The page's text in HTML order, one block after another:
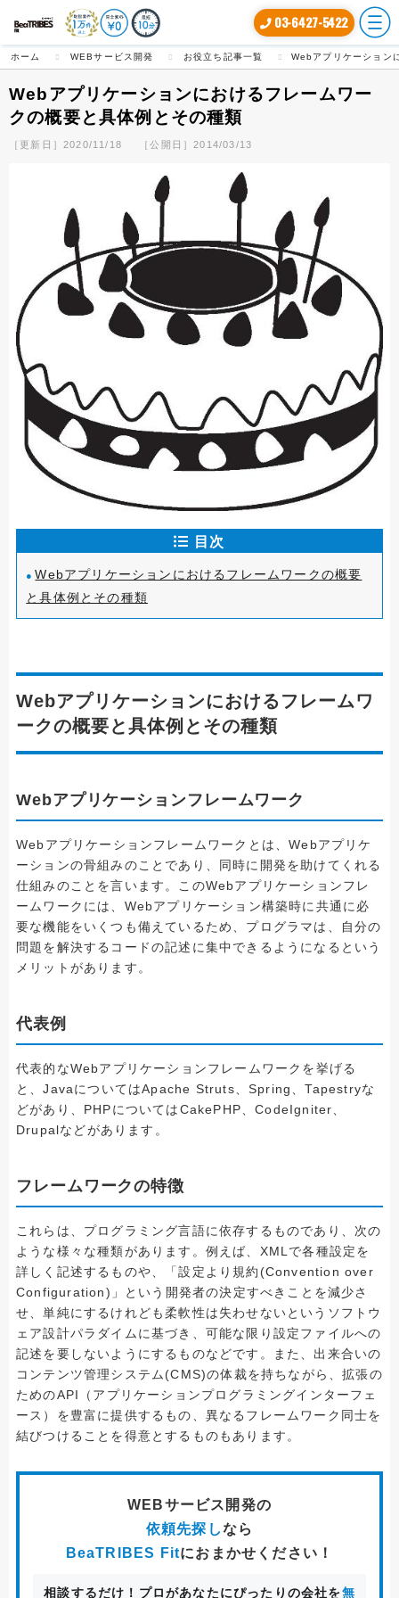
03-6427-5422
ホーム WEBサービス開発 お役立ち記事一覧 Webアプリケーション
Webアプリケーションにおけるフレームワー
クの概要と具体例とその種類
［更新日］2020/11/18 ［公開日］2014/03/13
目次
Webアプリケーションにおけるフレームワークの概要
と具体例とその種類
Webアプリケーションにおけるフレームワ
ークの概要と具体例とその種類
Webアプリケーションフレームワーク
Webアプリケーションフレームワークとは、Webアプリケ
ーションの骨組みのことであり、同時に開発を助けてくれる
仕組みのことを言います。このWebアプリケーションフレ
ームワークには、Webアプリケーション構築時に共通に必
要な機能をいくつも備えているため、プログラマは、自分の
問題を解決するコードの記述に集中できるようになるという
メリットがあります。
代表例
代表的なWebアプリケーションフレームワークを挙げる
と、JavaについてはApache Struts、Spring、Tapestryな
どがあり、PHPについてはCakePHP、CodeIgniter、
Drupalなどがあります。
フレームワークの特徴
これらは、プログラミング言語に依存するものであり、次の
ような様々な種類があります。例えば、XMLで各種設定を
詳しく記述するものや、「設定より規約(Convention over
Configuration)」という開発者の決定すべきことを減少さ
せ、単純にするけれども柔軟性は失わせないというソフトウ
ェア設計パラダイムに基づき、可能な限り設定ファイルへの
記述を要しないようにするものなどです。また、出来合いの
コンテンツ管理システム(CMS)の体裁を持ちながら、拡張の
ためのAPI（アプリケーションプログラミングインターフェ
ース）を豊富に提供するもの、異なるフレームワーク同士を
結びつけることを得意とするものもあります。
WEBサービス開発の
依頼先探しなら
BeaTRIBES Fitにおまかせください！
相談するだけ！プロがあなたにぴったりの会社を無